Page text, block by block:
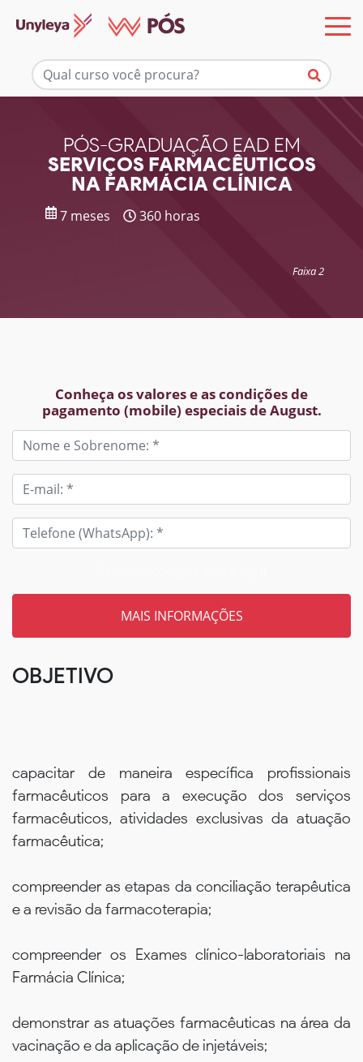
PÓS-GRADUAÇÃO EAD EM
SERVIÇOS FARMACÊUTICOS
NA FARMÁCIA CLÍNICA
7 meses 360 horas
Faixa 2
Conheça os valores e as condições de
pagamento (mobile) especiais de August.
Mais informações
OBJETIVO
capacitar de maneira específica profissionais
farmacêuticos para a execução dos serviços
farmacêuticos, atividades exclusivas da atuação
farmacêutica;
compreender as etapas da conciliação terapêutica
e a revisão da farmacoterapia;
compreender os Exames clínico-laboratoriais na
Farmácia Clínica;
demonstrar as atuações farmacêuticas na área da
vacinação e da aplicação de injetáveis;